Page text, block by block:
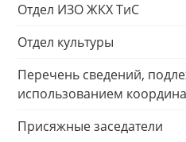
Отдел ИЗО ЖКХ ТиС
Отдел культуры
Перечень сведений,
использованием
Присяжные заседатели